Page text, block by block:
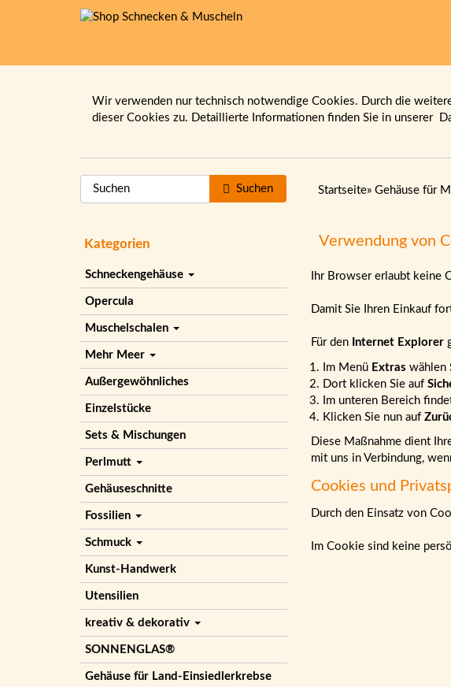
Wir verwenden nur technisch notwendige Cookies. Durch die
dieser Cookies zu. Detaillierte Informationen finden Sie in unserer
Suchen
Kategorien
Schneckengehäuse
Opercula
Muschelschalen
Mehr Meer
Außergewöhnliches
Einzelstücke
Sets & Mischungen
Perlmutt
Gehäuseschnitte
Fossilien
Schmuck
Kunst-Handwerk
Utensilien
kreativ & dekorativ
SONNENGLAS®
Gehäuse für Land-Einsiedlerkrebse
Startseite» Gehäuse für
Verwendung von
Ihr Browser erlaubt keine
Damit Sie Ihren Einkauf
Für den Internet Explorer
Im Menü Extras wählen
Dort klicken Sie auf
Im unteren Bereich
Klicken Sie nun auf
Diese Maßnahme dient
mit uns in Verbindung,
Cookies und
Durch den Einsatz von
Im Cookie sind keine